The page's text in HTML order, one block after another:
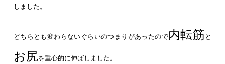
しました。
どちらとも変わらないぐらいのつまりがあったので内転筋 と
お尻を重心的に伸ばしました。